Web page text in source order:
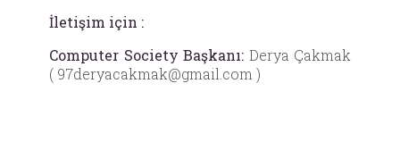
İletişim için :
Computer Society Başkanı: Derya Çakmak
( 97deryacakmak@gmail.com )